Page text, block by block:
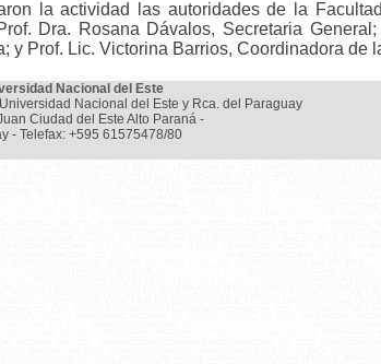
la actividad las autoridades de la
Dra. Rosana Dávalos, Secretaria
y Prof. Lic. Victorina Barrios, Coordinadora de
Nacional del Este
Nacional del Este y Rca. del Paraguay
Ciudad del Este Alto Paraná -
- Telefax: +595 61575478/80